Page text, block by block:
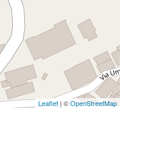
Leaflet | ©OpenStreetMap